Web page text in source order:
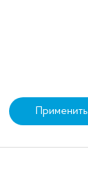
Применить